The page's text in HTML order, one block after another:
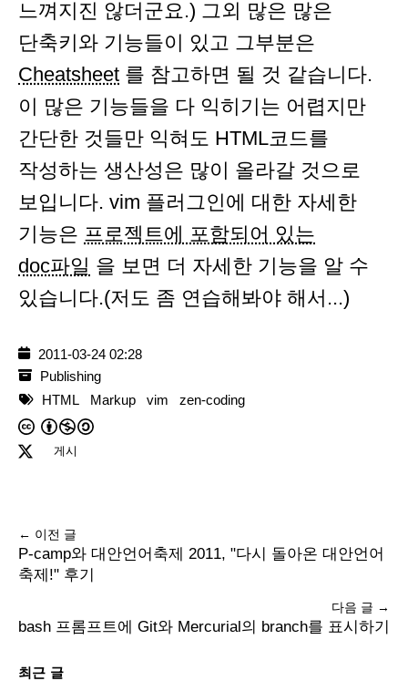
느껴지진 않더군요.) 그외 많은 많은
단축키와 기능들이 있고 그부분은
Cheatsheet 를 참고하면 될 것 같습니다.
이 많은 기능들을 다 익히기는 어렵지만
간단한 것들만 익혀도 HTML코드를
작성하는 생산성은 많이 올라갈 것으로
보입니다. vim 플러그인에 대한 자세한
기능은 프로젝트에 포함되어 있는
doc파일 을 보면 더 자세한 기능을 알 수
있습니다.(저도 좀 연습해봐야 해서...)
2011-03-24 02:28
Publishing
HTML
Markup vim zen-coding
게시
← 이전 글
P-camp와 대안언어축제 2011, "다시 돌아온 대안언어
축제!" 후기
다음 글 →
bash 프롬프트에 Git와 Mercurial의 branch를 표시하기
최근 글